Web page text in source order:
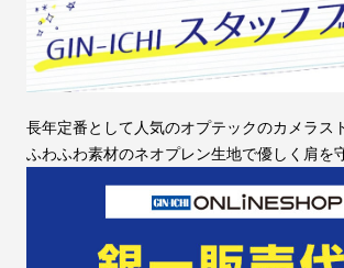
長年定番として人気のオプテックのカメラス
ふわふわ素材のネオプレン生地で優しく肩を